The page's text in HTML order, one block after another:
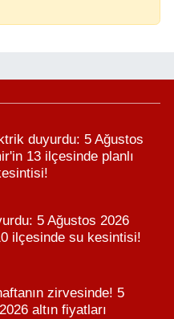
duyurdu: 5 Ağustos
13 ilçesinde planlı
5 Ağustos 2026
ilçesinde su kesintisi!
zirvesinde! 5
altın fiyatları